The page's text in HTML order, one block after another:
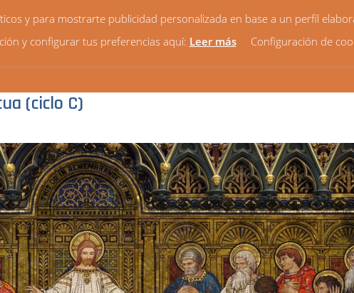
HORARIOS VIDA PARROQUIAL NOTICIAS
(ciclo C)
y para mostrarte publicidad personalizada en base a un perfil
y configurar tus preferencias aquí: Leer más Configuración de